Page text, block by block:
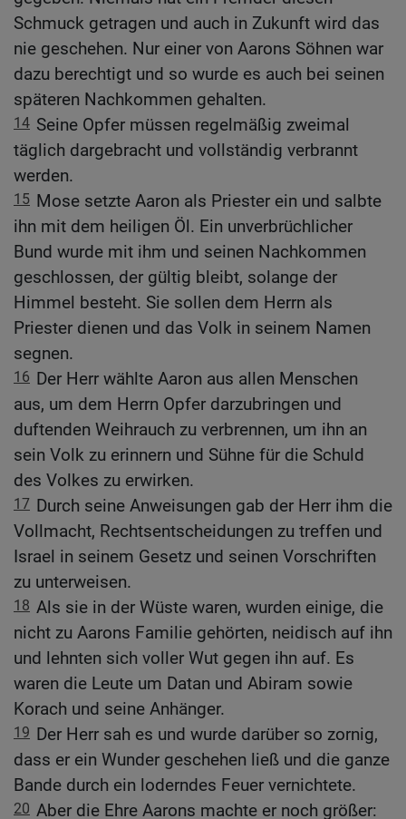
Schmuck getragen und auch in Zukunft wird das
nie geschehen. Nur einer von Aarons Söhnen war
dazu berechtigt und so wurde es auch bei seinen
späteren Nachkommen gehalten.
14 Seine Opfer müssen regelmäßig zweimal
täglich dargebracht und vollständig verbrannt
werden.
15 Mose setzte Aaron als Priester ein und salbte
ihn mit dem heiligen Öl. Ein unverbrüchlicher
Bund wurde mit ihm und seinen Nachkommen
geschlossen, der gültig bleibt, solange der
Himmel besteht. Sie sollen dem Herrn als
Priester dienen und das Volk in seinem Namen
segnen.
16 Der Herr wählte Aaron aus allen Menschen
aus, um dem Herrn Opfer darzubringen und
duftenden Weihrauch zu verbrennen, um ihn an
sein Volk zu erinnern und Sühne für die Schuld
des Volkes zu erwirken.
17 Durch seine Anweisungen gab der Herr ihm die
Vollmacht, Rechtsentscheidungen zu treffen und
Israel in seinem Gesetz und seinen Vorschriften
zu unterweisen.
18 Als sie in der Wüste waren, wurden einige, die
nicht zu Aarons Familie gehörten, neidisch auf ihn
und lehnten sich voller Wut gegen ihn auf. Es
waren die Leute um Datan und Abiram sowie
Korach und seine Anhänger.
19 Der Herr sah es und wurde darüber so zornig,
dass er ein Wunder geschehen ließ und die ganze
Bande durch ein loderndes Feuer vernichtete.
20 Aber die Ehre Aarons machte er noch größer: